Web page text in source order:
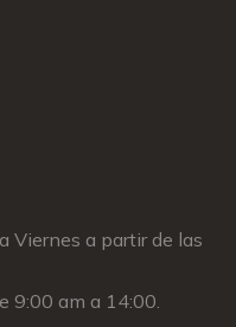
Viernes a partir de las
9:00 am a 14:00.